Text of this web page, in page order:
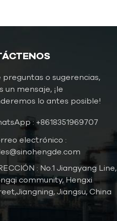
del molde
del molde de
de agua hasta 120 ℃
˚F)
de
del molde de
TCU hasta 200 ℃
˚F)
preguntas o sugerencias,
un mensaje, ¡le
lo antes posible!
: +8618351969707
electrónico :
: No.1 Jiangyang Line,
community, Hengxi
Jiangsu, China